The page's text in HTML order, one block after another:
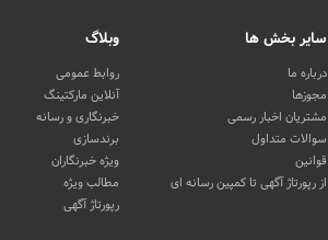
سایر بخش ها
درباره ما
مجوزها
مشتریان اخبار رسمی
سوالات متداول
قوانین
از رپورتاژ آگهی تا کمپین رسانه ای
وبلاگ
روابط عمومی
آنلاین مارکتینگ
خبرنگاری و رسانه
برندسازی
ویژه خبرنگاران
مطالب ویژه
رپورتاژ آگهی